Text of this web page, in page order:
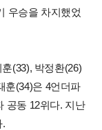
우승을 차지했었
(33), 박정환(26)
훈(34)은 4언더파
공동 12위다. 지난
.